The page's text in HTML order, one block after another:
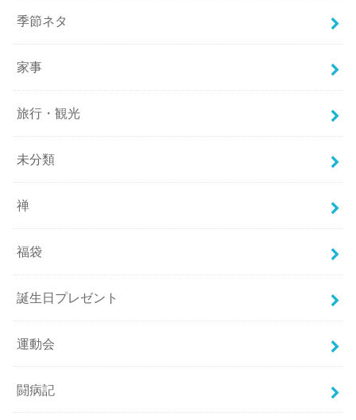
季節ネタ
家事
旅行・観光
未分類
禅
福袋
誕生日プレゼント
運動会
闘病記